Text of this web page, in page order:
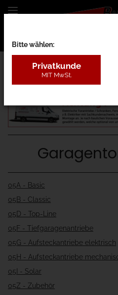
Startseite
05A - Basic
05B - Classic
05D - Top-Line
05F - Tiefgaragenantriebe
05G - Aufsteckantriebe elektrisch
05H - Aufsteckantriebe
05I - Solar
05Z - Zubehör
Bitte wählen:
Privatkunde
MIT MwSt.